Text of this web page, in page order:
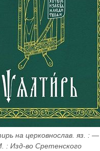
на церковнослав. яз. : —
: Изд-во Сретенского